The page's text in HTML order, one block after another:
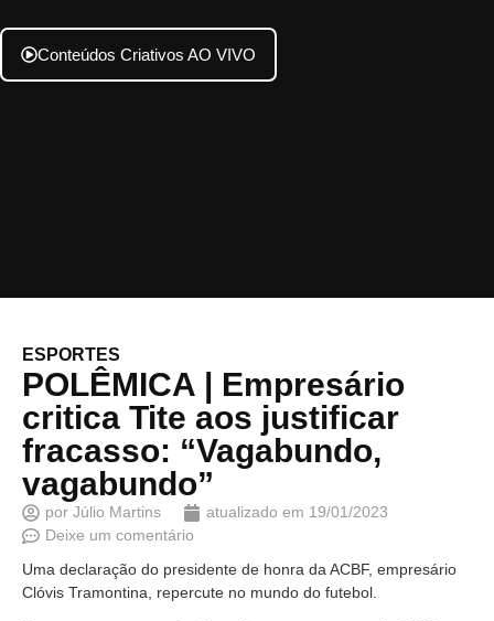
Conteúdos Criativos AO VIVO
ESPORTES
POLÊMICA | Empresário
critica Tite aos justificar
fracasso: “Vagabundo,
vagabundo”
por Júlio Martins atualizado em 19/01/2023
Deixe um comentário
Uma declaração do presidente de honra da ACBF, empresário
Clóvis Tramontina, repercute no mundo do futebol.